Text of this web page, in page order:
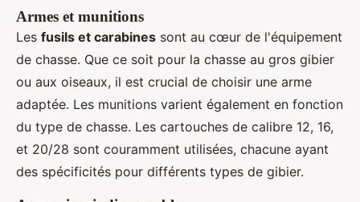
Armes et munitions
Les fusils et carabines sont au cœur de l'équipement
de chasse. Que ce soit pour la chasse au gros gibier
ou aux oiseaux, il est crucial de choisir une arme
adaptée. Les munitions varient également en fonction
du type de chasse. Les cartouches de calibre 12, 16,
et 20/28 sont couramment utilisées, chacune ayant
des spécificités pour différents types de gibier.